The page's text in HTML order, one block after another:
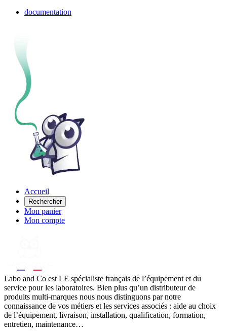
documentation
Accueil
Rechercher
Mon panier
Mon compte
Labo and Co est LE spécialiste français de l’équipement et du
service pour les laboratoires. Bien plus qu’un distributeur de
produits multi-marques nous nous distinguons par notre
connaissance de vos métiers et les services associés : aide au choix
de l’équipement, livraison, installation, qualification, formation,
entretien, maintenance…